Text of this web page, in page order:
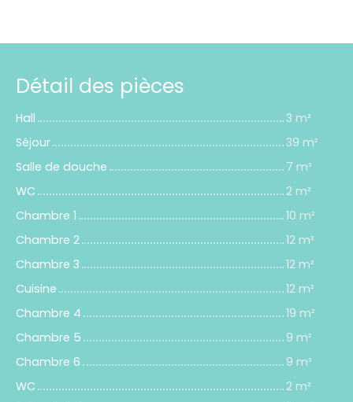
Détail des pièces
Hall
3 m²
Séjour
39 m²
Salle de douche
7 m²
WC
2 m²
Chambre 1
10 m²
Chambre 2
12 m²
Chambre 3
12 m²
Cuisine
12 m²
Chambre 4
19 m²
Chambre 5
9 m²
Chambre 6
9 m²
WC
2 m²